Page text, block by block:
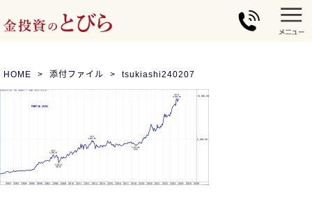
HOME 添付ファイル tsukiashi240207